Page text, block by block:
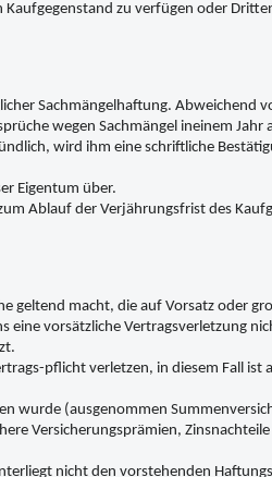
zu verfügen oder
Sachmängelhaftung. Abweichend
wegen Sachmängel ineinem Jahr
wird ihm eine schriftliche
Eigentum über.
Ablauf der Verjährungsfrist des
geltend macht, die auf Vorsatz oder
eine vorsätzliche Vertragsverletzung
pflicht verletzen, in diesem Fall ist
wurde (ausgenommen
Versicherungsprämien,
nicht den vorstehenden